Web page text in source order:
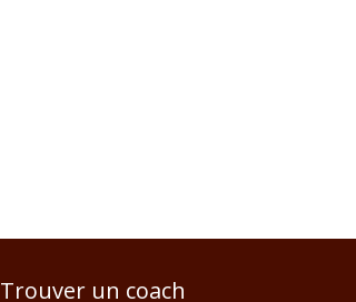
Trouver un coach